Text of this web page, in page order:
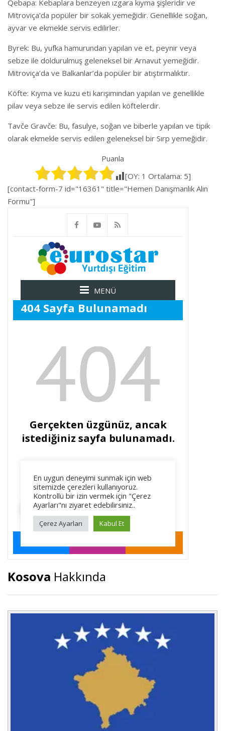
Qebapa: Kebaplara benzeyen ızgara kıyma şişleridir ve
Mitroviça’da popüler bir sokak yemeğidir. Genellikle soğan,
ayvar ve ekmekle servis edilirler.
Byrek: Bu, yufka hamurundan yapılan ve et, peynir veya
sebze ile doldurulmuş geleneksel bir Arnavut yemeğidir.
Mitroviça’da ve Balkanlar’da popüler bir atıştırmalıktır.
Köfte: Kıyma ve kuzu eti karışımından yapılan ve genellikle
pilav veya sebze ile servis edilen köftelerdir.
Tavče Gravče: Bu, fasulye, soğan ve biberle yapılan ve tipik
olarak ekmekle servis edilen geleneksel bir Sırp yemeğidir.
Puanla
[OY: 1 Ortalama: 5]
[contact-form-7 id="16361" title="Hemen Danışmanlık Alın
Formu"]
Kosova Hakkında